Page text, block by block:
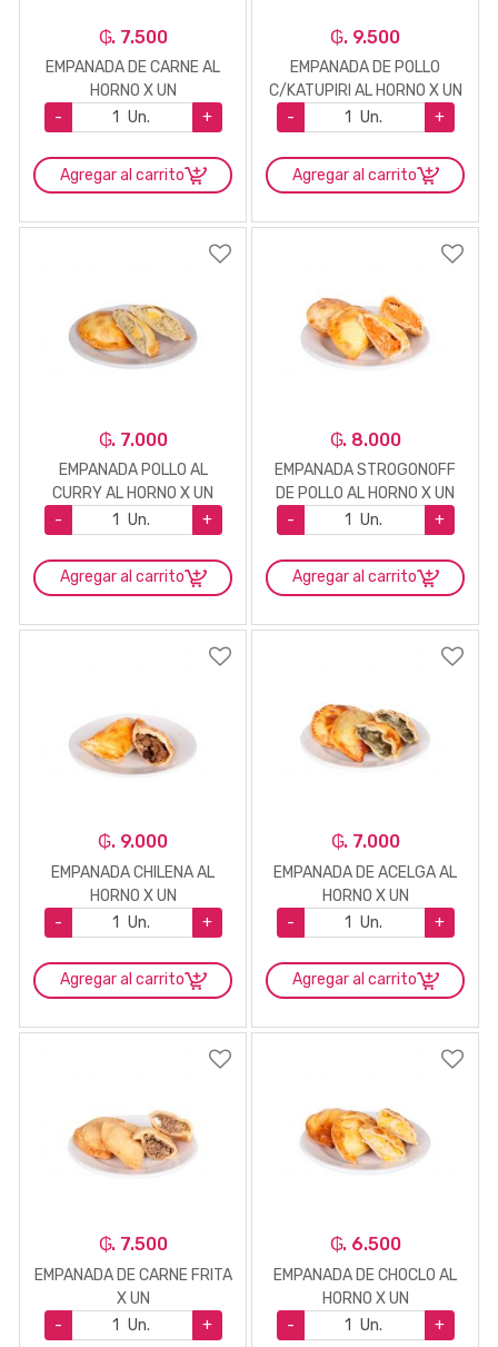
₲. 7.500
EMPANADA DE CARNE AL
HORNO X UN
-
Un. +
Agregar al carrito
₲. 9.500
EMPANADA DE POLLO
C/KATUPIRI AL HORNO X UN
-
Un. +
Agregar al carrito
₲. 7.000
EMPANADA POLLO AL
CURRY AL HORNO X UN
-
Un. +
Agregar al carrito
₲. 8.000
EMPANADA STROGONOFF
DE POLLO AL HORNO X UN
-
Un. +
Agregar al carrito
₲. 9.000
EMPANADA CHILENA AL
HORNO X UN
-
Un. +
Agregar al carrito
₲. 7.000
EMPANADA DE ACELGA AL
HORNO X UN
-
Un. +
Agregar al carrito
₲. 7.500
EMPANADA DE CARNE FRITA
X UN
-
Un. +
₲. 6.500
EMPANADA DE CHOCLO AL
HORNO X UN
-
Un. +